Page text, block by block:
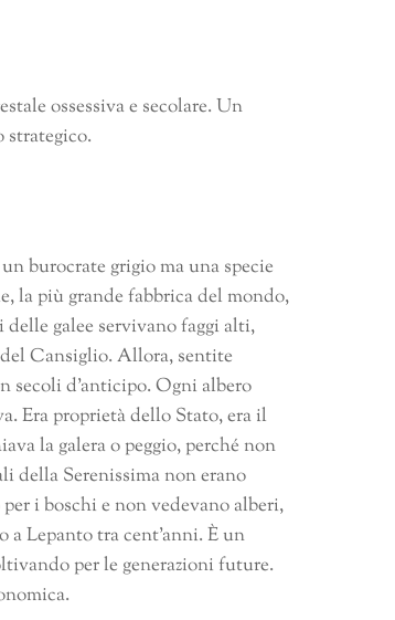
ossessiva e secolare. Un
strategico.
burocrate grigio ma una specie
la più grande fabbrica del mondo,
galee servivano faggi alti,
Cansiglio. Allora, sentite
secoli d’anticipo. Ogni albero
Era proprietà dello Stato, era il
la galera o peggio, perché non
della Serenissima non erano
i boschi e non vedevano alberi,
Lepanto tra cent’anni. È un
per le generazioni future.